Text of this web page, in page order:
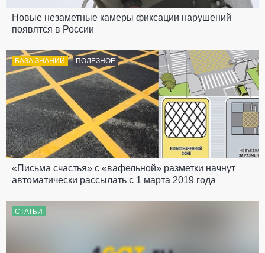
Новые незаметные камеры фиксации нарушений
появятся в России
БАЗА ЗНАНИЙ ПОЛЕЗНОЕ
«Письма счастья» с «вафельной» разметки начнут
автоматически рассылать с 1 марта 2019 года
СТАТЬИ